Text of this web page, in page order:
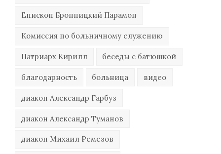
Епископ Бронницкий Парамон
Комиссия по больничному служению
Патриарх Кирилл беседы с батюшкой
благодарность больница видео
диакон Александр Гарбуз
диакон Александр Туманов
диакон Михаил Ремезов